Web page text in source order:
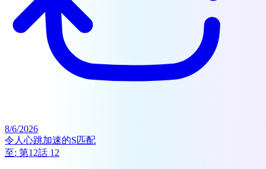
8/6/2026
令人心跳加速的S匹配
至: 第12話 12